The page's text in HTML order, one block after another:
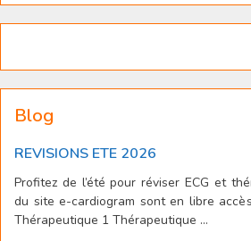
Blog
REVISIONS ETE 2026
Profitez de l’été pour réviser ECG et
du site e-cardiogram sont en libre
Thérapeutique 1 Thérapeutique ...